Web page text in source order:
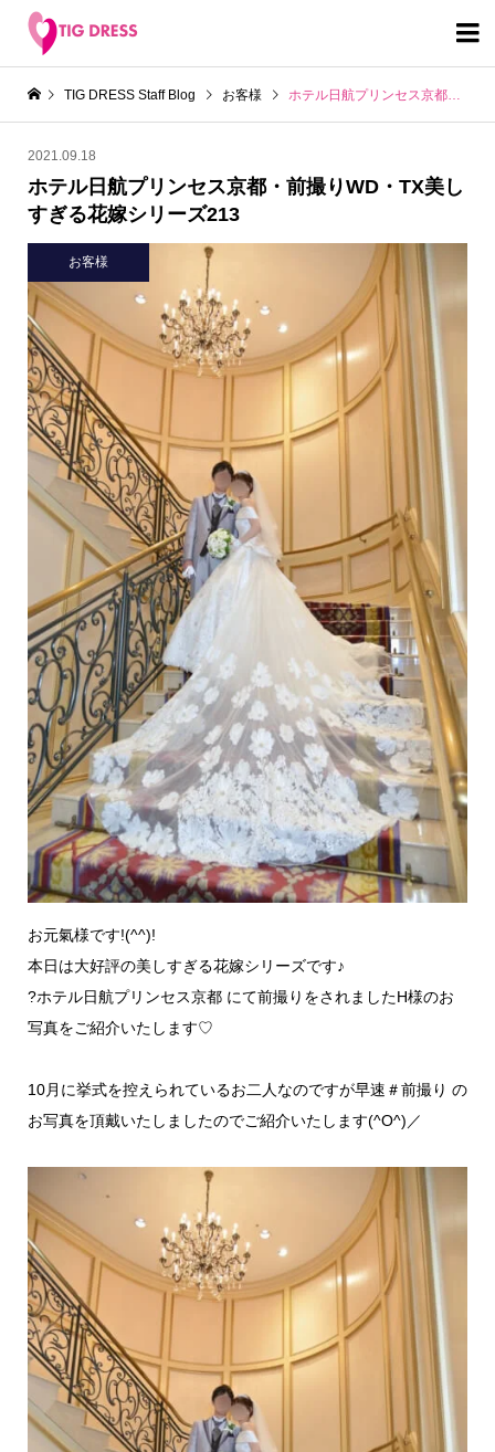

TIG DRESS Staff Blog お客様 ホテル日航プリンセス京都・前撮りWD・TX美しすぎる花嫁シリーズ213
2021.09.18
ホテル日航プリンセス京都・前撮りWD・TX美し
すぎる花嫁シリーズ213
お客様
お元氣様です!(^^)!
本日は大好評の美しすぎる花嫁シリーズです♪
?ホテル日航プリンセス京都 にて前撮りをされましたH様のお
写真をご紹介いたします♡
10月に挙式を控えられているお二人なのですが早速＃前撮り の
お写真を頂戴いたしましたのでご紹介いたします(^O^)／